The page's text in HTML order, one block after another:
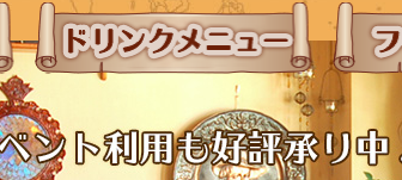
ドリンクメニュー